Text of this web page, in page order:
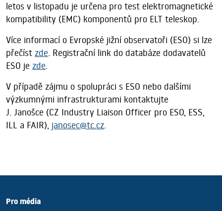
letos v listopadu je určena pro test elektromagnetické
kompatibility (EMC) komponentů pro ELT teleskop.
Více informací o Evropské jižní observatoři (ESO) si lze
přečíst zde. Registrační link do databáze dodavatelů
ESO je zde.
V případě zájmu o spolupráci s ESO nebo dalšími
výzkumnými infrastrukturami kontaktujte
J. Janošce (CZ Industry Liaison Officer pro ESO, ESS,
ILL a FAIR), janosec@tc.cz.
Pro média